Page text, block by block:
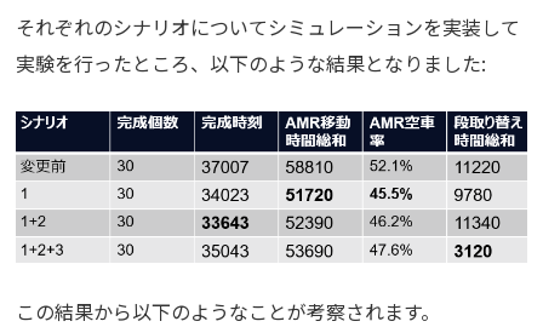
それぞれのシナリオについてシミュレーションを実装して
実験を行ったところ、以下のような結果となりました:
この結果から以下のようなことが考察されます。